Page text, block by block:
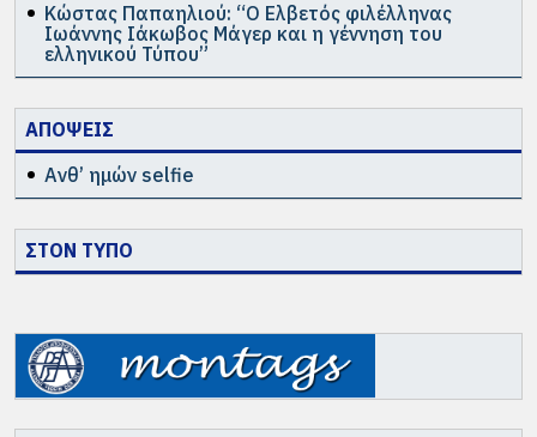
Κώστας Παπαηλιού: “Ο Ελβετός φιλέλληνας
Ιωάννης Ιάκωβος Μάγερ και η γέννηση του
ελληνικού Τύπου”
ΑΠΟΨΕΙΣ
Ανθ’ ημών selfie
ΣΤΟΝ ΤΥΠΟ